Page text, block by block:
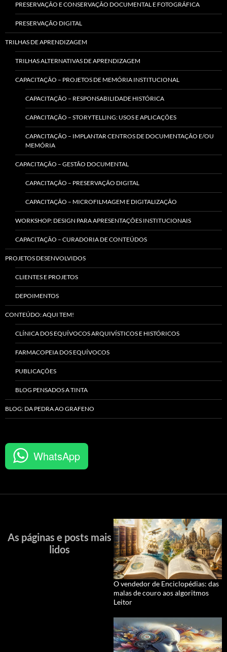
PRESERVAÇÃO E CONSERVAÇÃO DOCUMENTAL E FOTOGRÁFICA
PRESERVAÇÃO DIGITAL
TRILHAS DE APRENDIZAGEM
TRILHAS ALTERNATIVAS DE APRENDIZAGEM
CAPACITAÇÃO – PROJETOS DE MEMÓRIA INSTITUCIONAL
CAPACITAÇÃO – RESPONSABILIDADE HISTÓRICA
CAPACITAÇÃO – STORYTELLING: USOS E APLICAÇÕES
CAPACITAÇÃO – IMPLANTAR CENTROS DE DOCUMENTAÇÃO E/OU
MEMÓRIA
CAPACITAÇÃO – GESTÃO DOCUMENTAL
CAPACITAÇÃO – PRESERVAÇÃO DIGITAL
CAPACITAÇÃO – MICROFILMAGEM E DIGITALIZAÇÃO
WORKSHOP: DESIGN PARA APRESENTAÇÕES INSTITUCIONAIS
CAPACITAÇÃO – CURADORIA DE CONTEÚDOS
PROJETOS DESENVOLVIDOS
CLIENTES E PROJETOS
DEPOIMENTOS
CONTEÚDO: AQUI TEM!
CLÍNICA DOS EQUÍVOCOS ARQUIVÍSTICOS E HISTÓRICOS
FARMACOPEIA DOS EQUÍVOCOS
PUBLICAÇÕES
BLOG PENSADOS A TINTA
BLOG: DA PEDRA AO GRAFENO
WhatsApp
As páginas e posts mais
lidos
O vendedor de Enciclopédias: das
malas de couro aos algoritmos
Leitor